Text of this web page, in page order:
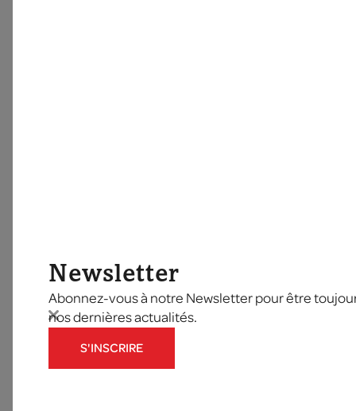
Newsletter
Abonnez-vous à notre Newsletter pour être
nos dernières actualités.
S'INSCRIRE